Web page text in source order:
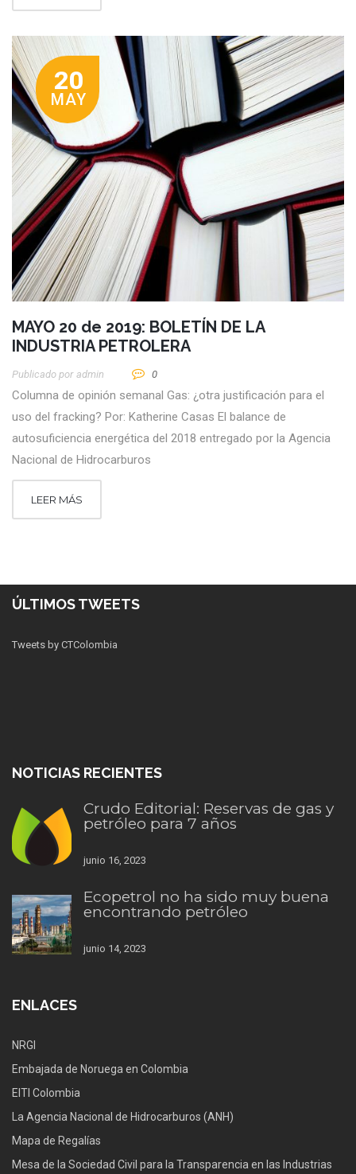
20
MAY
MAYO 20 de 2019: BOLETÍN DE LA
INDUSTRIA PETROLERA
Publicado por Admin 0
Columna de opinión semanal Gas: ¿otra justificación para el
uso del fracking? Por: Katherine Casas El balance de
autosuficiencia energética del 2018 entregado por la Agencia
Nacional de Hidrocarburos
LEER MÁS
ÚLTIMOS TWEETS
Tweets by CTColombia
NOTICIAS RECIENTES
Crudo Editorial: Reservas de gas y
petróleo para 7 años
junio 16, 2023
Ecopetrol no ha sido muy buena
encontrando petróleo
junio 14, 2023
ENLACES
NRGI
Embajada de Noruega en Colombia
EITI Colombia
La Agencia Nacional de Hidrocarburos (ANH)
Mapa de Regalías
Mesa de la Sociedad Civil para la Transparencia en las Industrias